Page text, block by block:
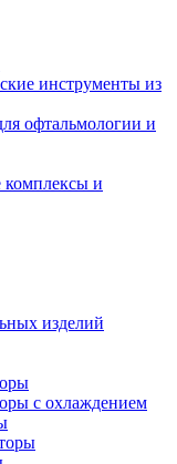
инструменты из
офтальмологии и
и
изделий
с охлаждением